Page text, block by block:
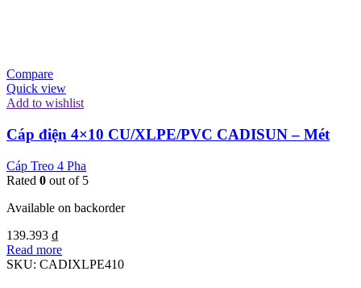
Compare
Quick view
Add to wishlist
Cáp điện 4×10 CU/XLPE/PVC CADISUN – Mét
Cáp Treo 4 Pha
Rated 0 out of 5
Available on backorder
139.393 ₫
Read more
SKU: CADIXLPE410